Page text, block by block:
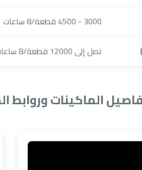
3000 - 4500 قطعة/8 ساعات
تصل إلى 12000 قطعة/8 ساعات
الماكينات وروابط